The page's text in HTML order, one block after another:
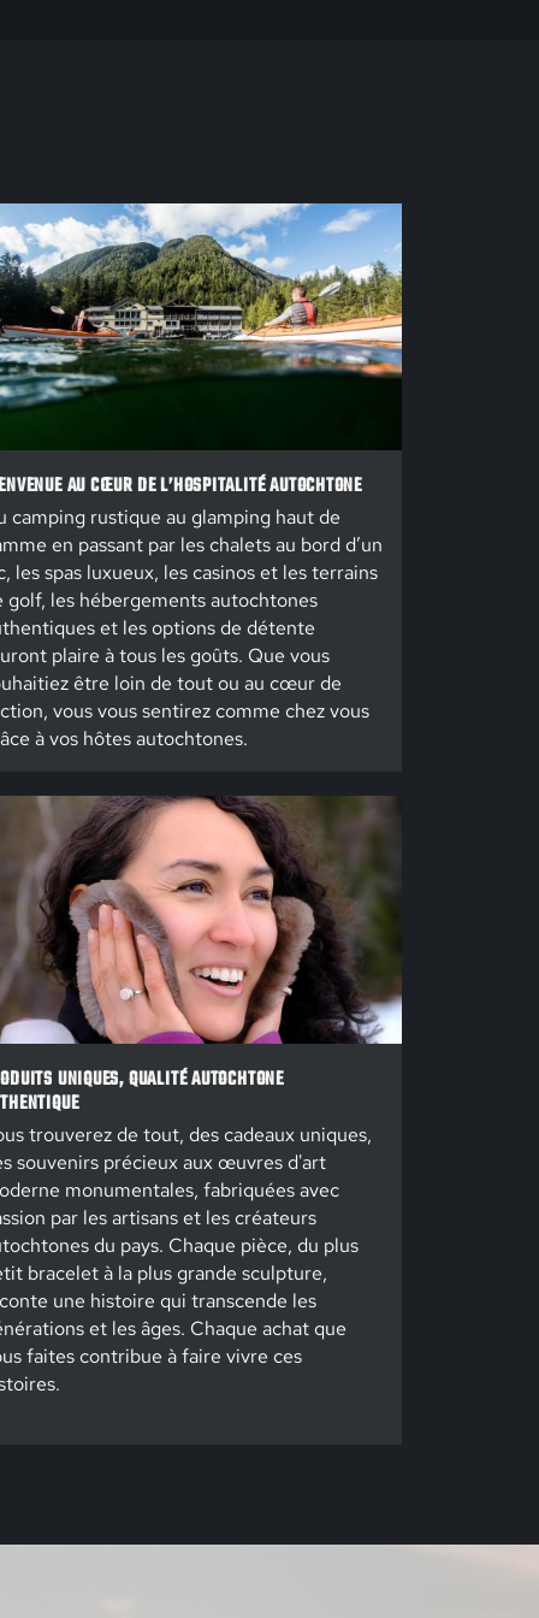
AU CŒUR DE L’HOSPITALITÉ AUTOCHTONE
camping rustique au glamping haut de
en passant par les chalets au bord d’un
les spas luxueux, les casinos et les terrains
golf, les hébergements autochtones
et les options de détente
plaire à tous les goûts. Que vous
être loin de tout ou au cœur de
vous vous sentirez comme chez vous
à vos hôtes autochtones.
UNIQUES, QUALITÉ AUTOCHTONE
trouverez de tout, des cadeaux uniques,
souvenirs précieux aux œuvres d'art
monumentales, fabriquées avec
par les artisans et les créateurs
du pays. Chaque pièce, du plus
bracelet à la plus grande sculpture,
une histoire qui transcende les
et les âges. Chaque achat que
faites contribue à faire vivre ces